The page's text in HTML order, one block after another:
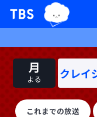
TBSテレビ｜
月
よる クレイ
これまでの放送